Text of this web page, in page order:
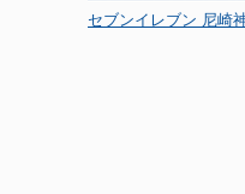
セブンイレブン 尼崎